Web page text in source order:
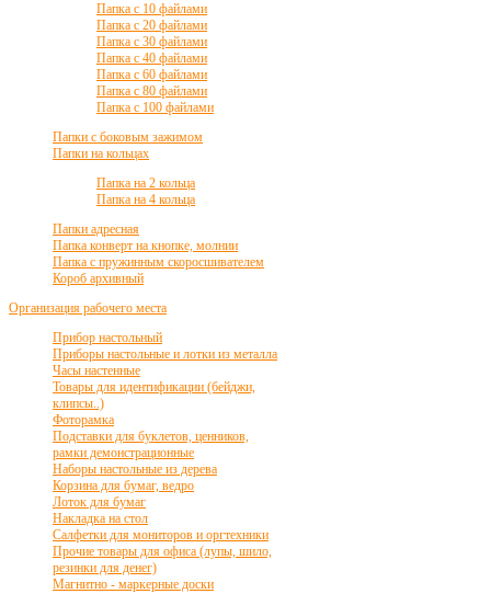
Папка с 10 файлами
Папка с 20 файлами
Папка с 30 файлами
Папка с 40 файлами
Папка с 60 файлами
Папка с 80 файлами
Папка с 100 файлами
Папки с боковым зажимом
Папки на кольцах
Папка на 2 кольца
Папка на 4 кольца
Папки адресная
Папка конверт на кнопке, молнии
Папка с пружинным скоросшивателем
Короб архивный
Организация рабочего места
Прибор настольный
Приборы настольные и лотки из металла
Часы настенные
Товары для идентификации (бейджи,
клипсы..)
Фоторамка
Подставки для буклетов, ценников,
рамки демонстрационные
Наборы настольные из дерева
Корзина для бумаг, ведро
Лоток для бумаг
Накладка на стол
Салфетки для мониторов и оргтехники
Прочие товары для офиса (лупы, шило,
резинки для денег)
Магнитно - маркерные доски